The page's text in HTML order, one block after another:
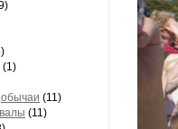
(1)
(11)
(11)